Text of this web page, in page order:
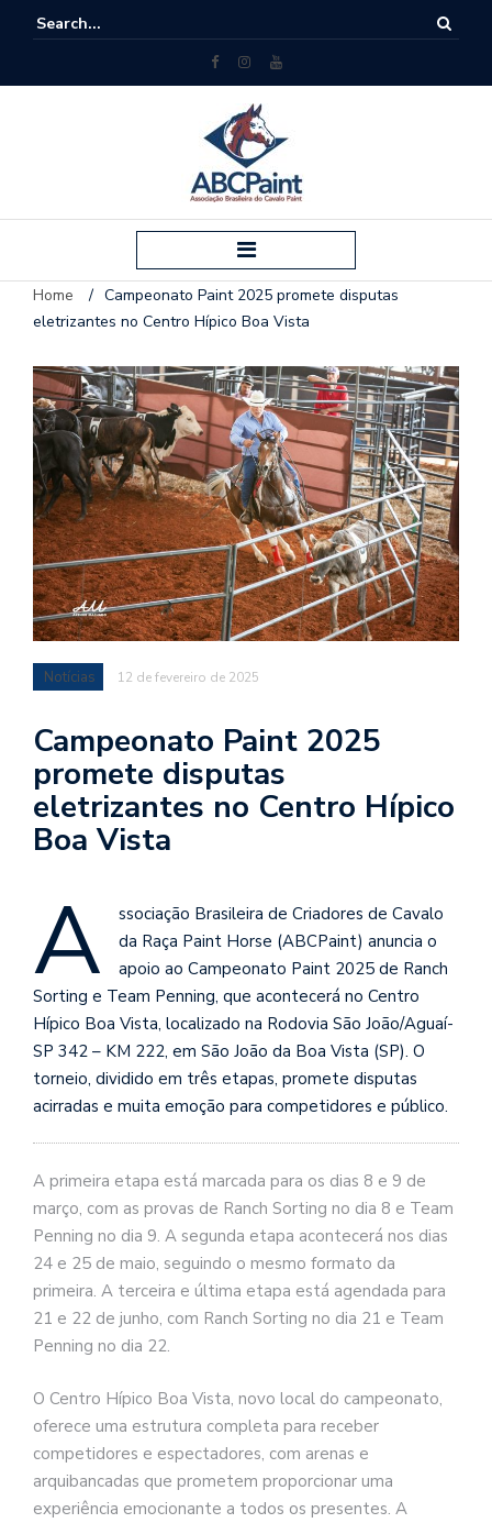
Home / Campeonato Paint 2025 promete disputas
eletrizantes no Centro Hípico Boa Vista
Notícias 12 de fevereiro de 2025
Campeonato Paint 2025
promete disputas
eletrizantes no Centro Hípico
Boa Vista
A
ssociação Brasileira de Criadores de Cavalo
da Raça Paint Horse (ABCPaint) anuncia o
apoio ao Campeonato Paint 2025 de Ranch
Sorting e Team Penning, que acontecerá no Centro
Hípico Boa Vista, localizado na Rodovia São João/Aguaí-
SP 342 – KM 222, em São João da Boa Vista (SP). O
torneio, dividido em três etapas, promete disputas
acirradas e muita emoção para competidores e público.
A primeira etapa está marcada para os dias 8 e 9 de
março, com as provas de Ranch Sorting no dia 8 e Team
Penning no dia 9. A segunda etapa acontecerá nos dias
24 e 25 de maio, seguindo o mesmo formato da
primeira. A terceira e última etapa está agendada para
21 e 22 de junho, com Ranch Sorting no dia 21 e Team
Penning no dia 22.
O Centro Hípico Boa Vista, novo local do campeonato,
oferece uma estrutura completa para receber
competidores e espectadores, com arenas e
arquibancadas que prometem proporcionar uma
experiência emocionante a todos os presentes. A